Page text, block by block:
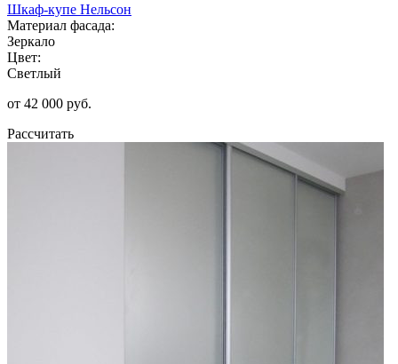
Шкаф-купе Нельсон
Материал фасада:
Зеркало
Цвет:
Светлый
от 42 000 руб.
Рассчитать